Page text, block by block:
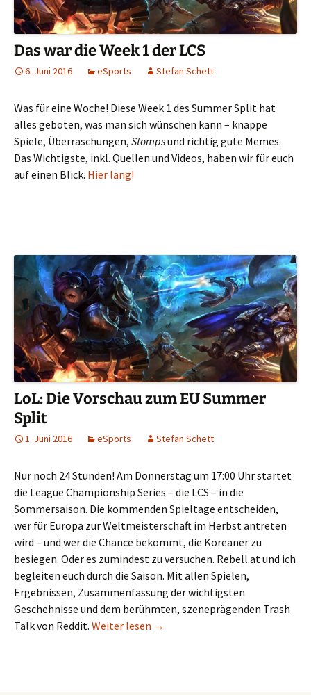
Das war die Week 1 der LCS
6. Juni 2016 eSports Stefan Schett
Was für eine Woche! Diese Week 1 des Summer Split hat
alles geboten, was man sich wünschen kann – knappe
Spiele, Überraschungen, Stompsund richtig gute Memes.
Das Wichtigste, inkl. Quellen und Videos, haben wir für euch
auf einen Blick. Hier lang!
LoL: Die Vorschau zum EU Summer
Split
1. Juni 2016 eSports Stefan Schett
Nur noch 24 Stunden! Am Donnerstag um 17:00 Uhr startet
die League Championship Series – die LCS – in die
Sommersaison. Die kommenden Spieltage entscheiden,
wer für Europa zur Weltmeisterschaft im Herbst antreten
wird – und wer die Chance bekommt, die Koreaner zu
besiegen. Oder es zumindest zu versuchen. Rebell.at und ich
begleiten euch durch die Saison. Mit allen Spielen,
Ergebnissen, Zusammenfassung der wichtigsten
Geschehnisse und dem berühmten, szeneprägenden Trash
Talk von Reddit. Weiter lesen LoL: Die Vorschau zum EU
→